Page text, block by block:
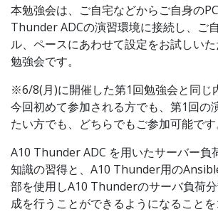
本勉強会は、ご自宅などからご自身の
Thunder ADCの演習環境に接続し、ご
ル、ペースにあわせて設定をお試しい
勉強会です。
※6/8(月)に開催した第1回勉強会と同じ
今回初めて参加される方でも、第1回の
たい方でも、どちらでもご参加可能です
A10 Thunder ADC を用いたサーバー負
知識の習得と、A10 Thunder用の
部を使用しA10 Thunderのサーバ負荷
成を行うことができるようになることを